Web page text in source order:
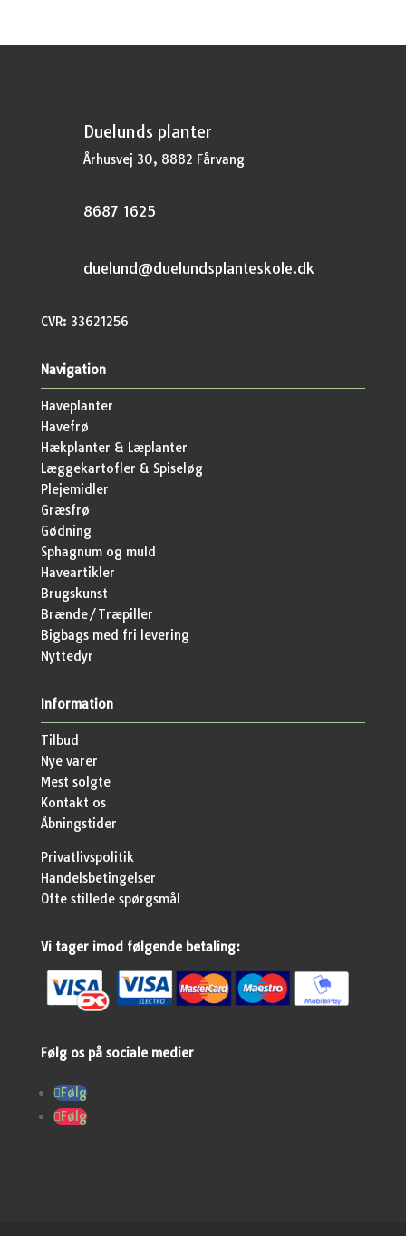
Duelunds planter
Århusvej 30, 8882 Fårvang
8687 1625
duelund@duelundsplanteskole.dk
CVR: 33621256
Navigation
Haveplanter
Havefrø
Hækplanter & Læplanter
Læggekartofler & Spiseløg
Plejemidler
Græsfrø
Gødning
Sphagnum og muld
Haveartikler
Brugskunst
Brænde/Træpiller
Bigbags med fri levering
Nyttedyr
Information
Tilbud
Nye varer
Mest solgte
Kontakt os
Åbningstider
Privatlivspolitik
Handelsbetingelser
Ofte stillede spørgsmål
Vi tager imod følgende betaling:
Følg os på sociale medier
Følg
Følg